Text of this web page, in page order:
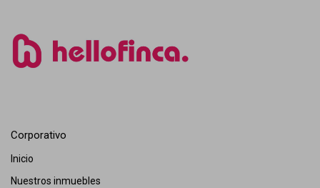
Corporativo
Inicio
Nuestros inmuebles